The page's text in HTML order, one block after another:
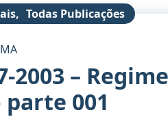
, Todas Publicações
2003 –
001